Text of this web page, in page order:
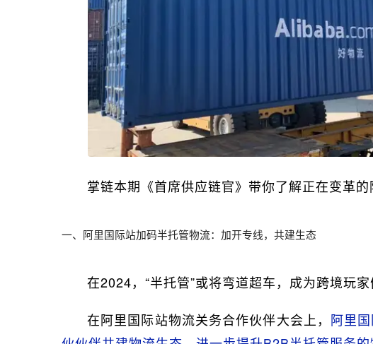
掌链本期《首席供应链官》带你了解正在变革的
一、阿里国际站加码半托管物流：加开专线，共建生态
在2024，“半托管”或将弯道超车，成为跨境玩家
在阿里国际站物流关务合作伙伴大会上， 阿里